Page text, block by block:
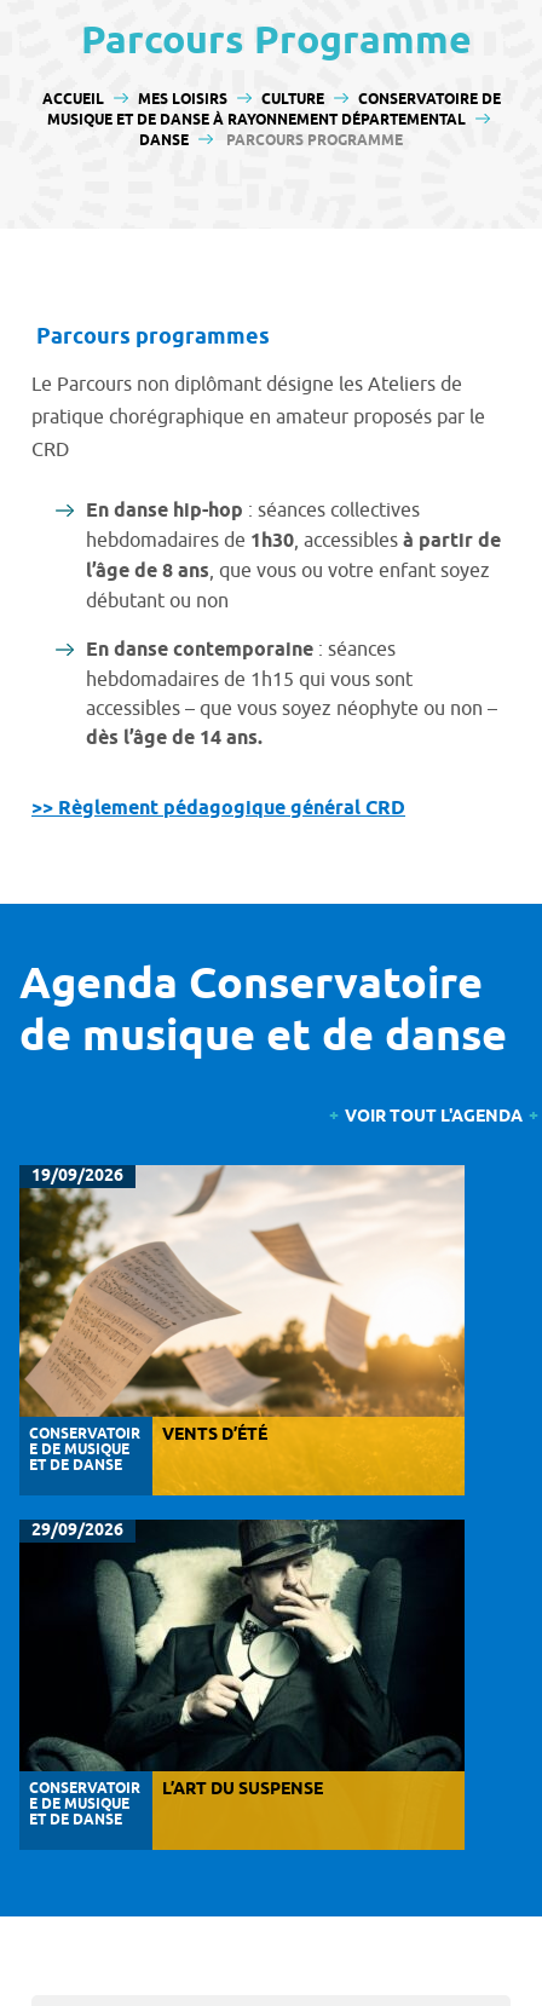
Parcours Programme
VOUS ÊTES ICI :
ACCUEIL MES LOISIRS CULTURE
CONSERVATOIRE DE
MUSIQUE ET DE DANSE À RAYONNEMENT DÉPARTEMENTAL
DANSE
PARCOURS PROGRAMME
Parcours programmes
Le Parcours non diplômant désigne les Ateliers de
pratique chorégraphique en amateur proposés par le
CRD
En danse hip-hop : séances collectives
hebdomadaires de 1h30, accessibles à partir de
l’âge de 8 ans, que vous ou votre enfant soyez
débutant ou non
En danse contemporaine : séances
hebdomadaires de 1h15 qui vous sont
accessibles – que vous soyez néophyte ou non –
dès l’âge de 14 ans.
>> Règlement pédagogique général CRD
Agenda Conservatoire
de musique et de danse
VOIR TOUT L'AGENDA
19/09/2026
CONSERVATOIR
E DE MUSIQUE
ET DE DANSE
VENTS D’ÉTÉ
29/09/2026
CONSERVATOIR
E DE MUSIQUE
ET DE DANSE
L’ART DU SUSPENSE